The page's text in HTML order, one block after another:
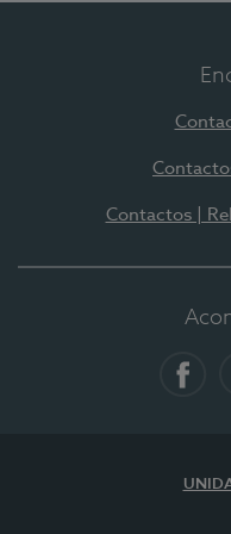
Contactos |